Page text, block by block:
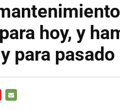
hoy, y
para